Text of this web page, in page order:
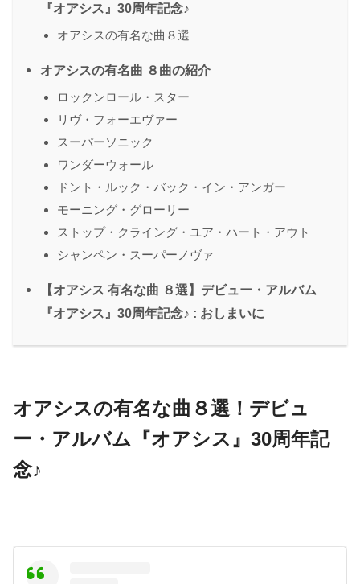
『オアシス』30周年記念♪
オアシスの有名な曲８選
オアシスの有名曲 ８曲の紹介
ロックンロール・スター
リヴ・フォーエヴァー
スーパーソニック
ワンダーウォール
ドント・ルック・バック・イン・アンガー
モーニング・グローリー
ストップ・クライング・ユア・ハート・アウト
シャンペン・スーパーノヴァ
【オアシス 有名な曲 ８選】デビュー・アルバム
『オアシス』30周年記念♪ : おしまいに
オアシスの有名な曲８選！デビュ
ー・アルバム『オアシス』30周年記
念♪